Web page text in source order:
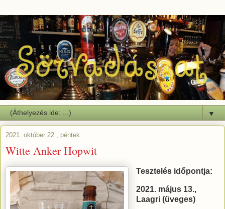
▼
2021. október 22., péntek
Witte Anker Hopwit
Tesztelés időpontja:
2021. május 13.,
Laagri (üveges)